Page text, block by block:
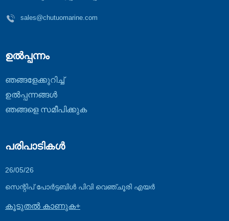
sales@chutuomarine.com
ഉൽപ്പന്നം
ഞങ്ങളേക്കുറിച്ച്
ഉൽപ്പന്നങ്ങൾ
ഞങ്ങളെ സമീപിക്കുക
പരിപാടികൾ
26/05/26
സെന്റിപ് പോർട്ടബിൾ പിവി വെഞ്ചൂരി എയർ
ബ്ലോവറുകൾ...
കൂടുതൽ കാണുക+